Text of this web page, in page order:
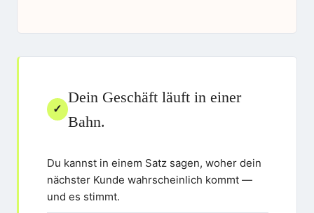
✓
Dein Geschäft läuft in einer
Bahn.
Du kannst in einem Satz sagen, woher dein
nächster Kunde wahrscheinlich kommt —
und es stimmt.